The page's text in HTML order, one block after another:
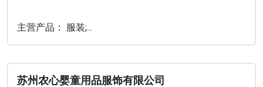
主营产品： 服装;...
苏州农心婴童用品服饰有限公司